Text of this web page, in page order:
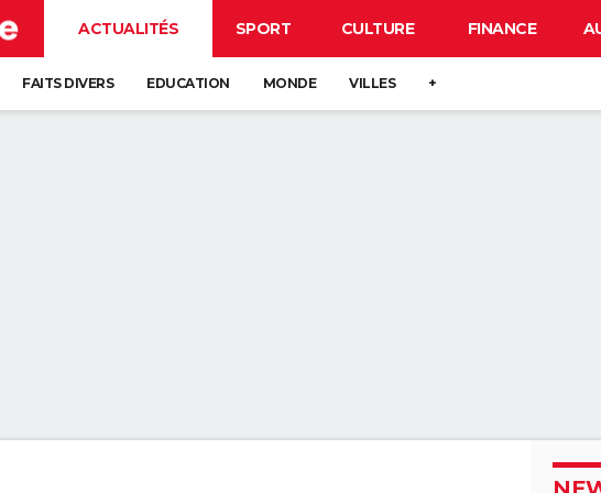
ACTUALITÉS SPORT CULTURE FINANCE
FAITS DIVERS EDUCATION MONDE VILLES +